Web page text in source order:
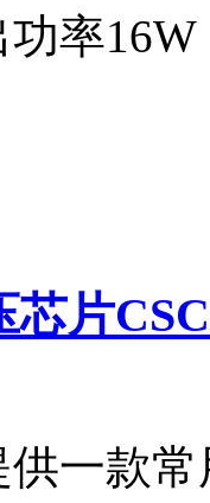
功率
芯片
一款常